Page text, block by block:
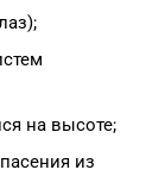
на высоте;
из